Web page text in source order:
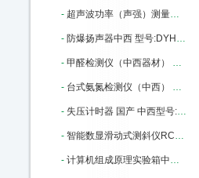
- 超声波功率（声强）测量仪中西 （标准型） 型号:CS33-YP0511A库号：M404559
- 防爆扬声器中西 型号:DYH-5库号：M406025
- 甲醛检测仪（中西器材） 型号:GA27-500B库号：M406029
- 台式氨氮检测仪（中西） 型号:NH-1CA库号：M33470
- 失压计时器 国产 中西型号:JSY-3B1A库号：M138218
- 智能数显滑动式测斜仪RC01/HCX-5中西器型号: RC01/HCX-5 库号：M181541
- 计算机组成原理实验箱中西 型号:MH80-CP226库号：M290975